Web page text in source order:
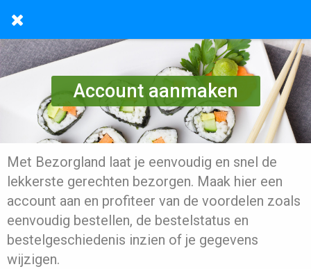
Account aanmaken
Met Bezorgland laat je eenvoudig en snel de
lekkerste gerechten bezorgen. Maak hier een
account aan en profiteer van de voordelen zoals
eenvoudig bestellen, de bestelstatus en
bestelgeschiedenis inzien of je gegevens
wijzigen.